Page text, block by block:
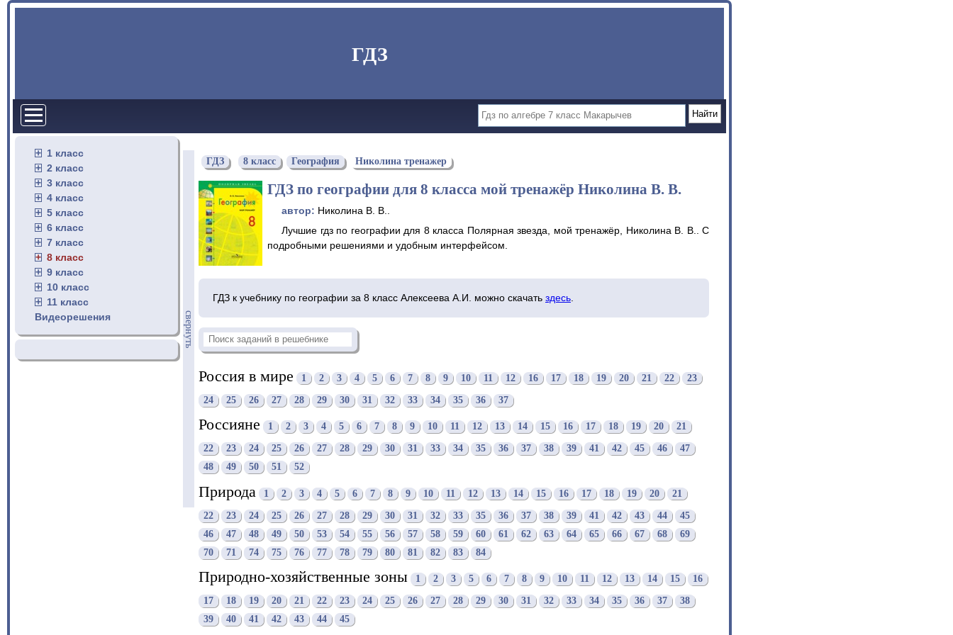
ГДЗ
1 класс
2 класс
3 класс
4 класс
5 класс
6 класс
7 класс
8 класс
9 класс
10 класс
11 класс
Видеорешения
свернуть
ГДЗ 8 класс География Николина тренажер
ГДЗ по географии для 8 класса мой тренажёр Николина В. В.
автор: Николина В. В..
Лучшие гдз по географии для 8 класса Полярная звезда, мой тренажёр, Николина В. В.. С
подробными решениями и удобным интерфейсом.
ГДЗ к учебнику по географии за 8 класс Алексеева А.И. можно скачать здесь
Россия в мире 1 2 3 4 5 6 7 8 9 10 11 12 16 17 18 19 20 21 22 23
24 25 26 27 28 29 30 31 32 33 34 35 36 37
Россияне 1 2 3 4 5 6 7 8 9 10 11 12 13 14 15 16 17 18 19 20 21
22 23 24 25 26 27 28 29 30 31 33 34 35 36 37 38 39 41 42 45 46
47
48
49 50 51 52
Природа 1 2 3 4 5 6 7 8 9 10 11 12 13 14 15 16 17 18 19 20 21
22 23 24 25 26 27 28 29 30 31 32 33 35 36 37 38 39 41 42 43 44
45
46
47 48 49 50 53 54 55 56 57 58 59 60 61 62 63 64 65 66 67 68
69
70
71 74 75 76 77 78 79 80 81 82 83 84
Природно-хозяйственные зоны 1 2 3 5 6 7 8 9 10 11 12 13 14 15 16
17 18 19 20 21 22 23 24 25 26 27 28 29 30 31 32 33 34 35 36 37
38
39
40 41 42 43 44 45